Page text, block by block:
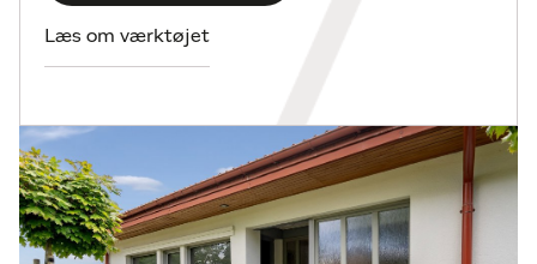
nem adgang til husets hjerte – den store opholds-
og spisestue. Stuen imponerer med sin loftshøjde,
store syd- og vestvendte vinduespartier giver et
fantastisk lysindfald og en følelse af rummelighed.
Her er plads til både store middagsselskaber og
afslappet familietid, og en brændeovn bidrager med
hygge og varme, når årstiden kalder på det.
Læs om værktøjet